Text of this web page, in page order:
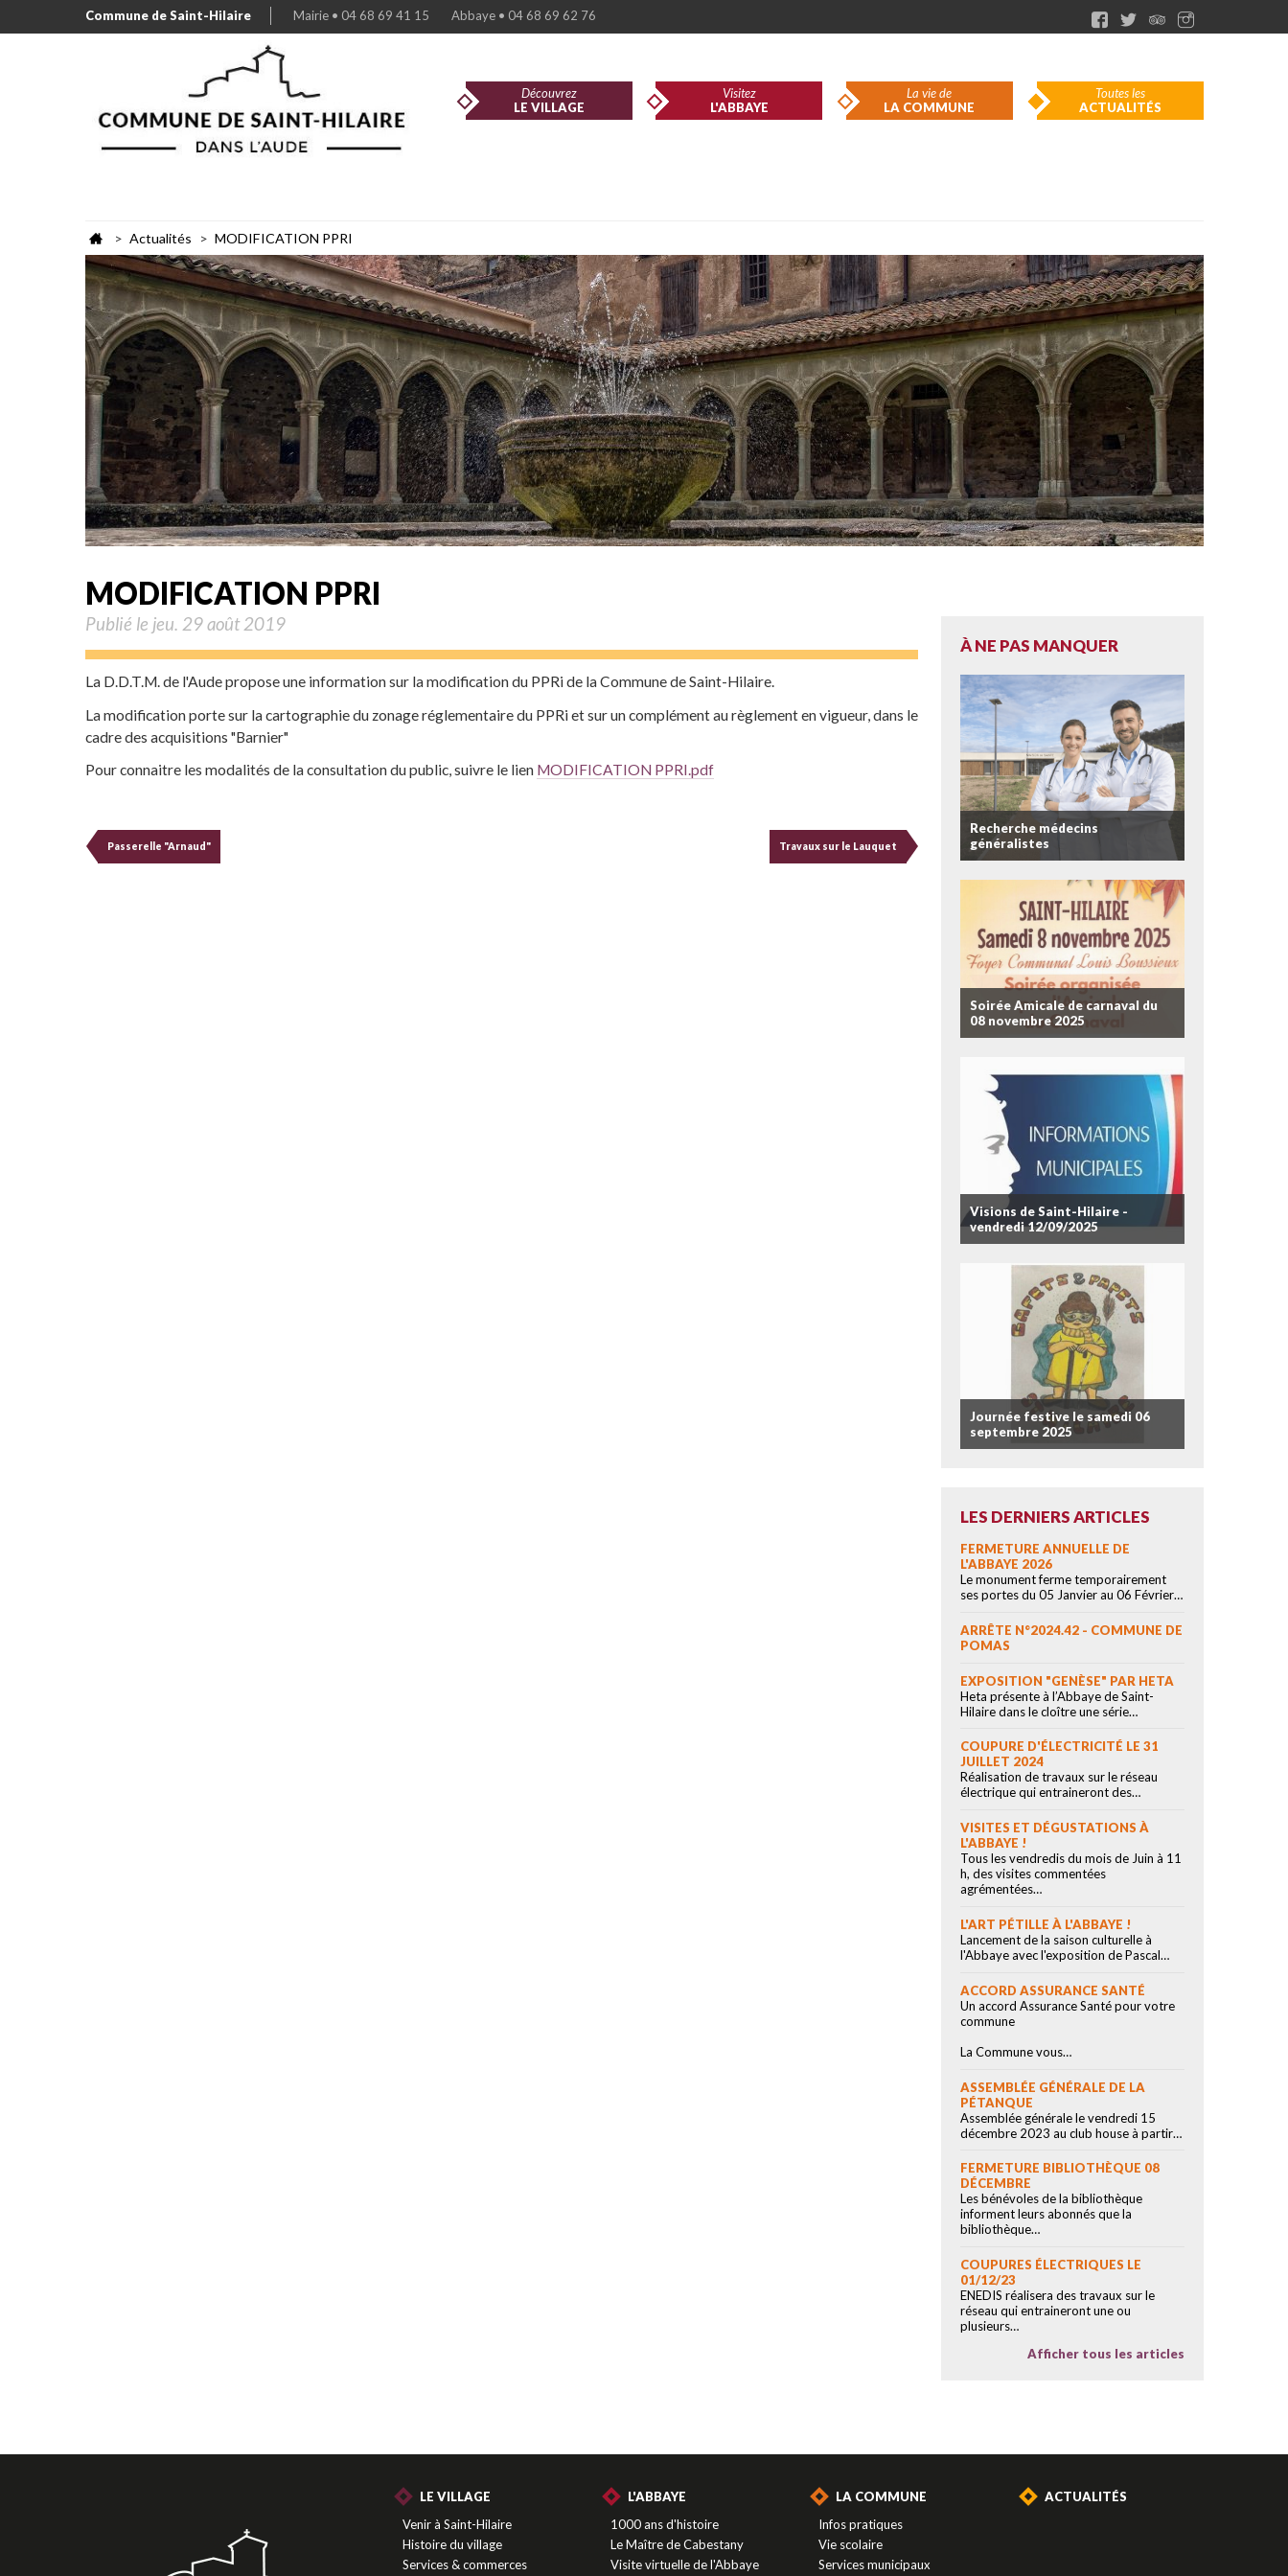
Commune de Saint-Hilaire Mairie • 04 68 69 41 15 Abbaye • 04 68 69 62 76
Découvrez
LE VILLAGE
Visitez
L'ABBAYE
La vie de
LA COMMUNE
Toutes les
ACTUALITÉS
> Actualités > MODIFICATION PPRI
À NE PAS MANQUER
Recherche médecins
généralistes
Soirée Amicale de carnaval du
08 novembre 2025
Visions de Saint-Hilaire -
vendredi 12/09/2025
Journée festive le samedi 06
septembre 2025
LES DERNIERS ARTICLES
FERMETURE ANNUELLE DE
L'ABBAYE 2026
Le monument ferme temporairement
ses portes du 05 Janvier au 06 Février…
ARRÊTE N°2024.42 - COMMUNE DE
POMAS
EXPOSITION "GENÈSE" PAR HETA
Heta présente à l’Abbaye de Saint-
Hilaire dans le cloître une série…
COUPURE D'ÉLECTRICITÉ LE 31
JUILLET 2024
Réalisation de travaux sur le réseau
électrique qui entraineront des…
VISITES ET DÉGUSTATIONS À
L'ABBAYE !
Tous les vendredis du mois de Juin à 11
h, des visites commentées
agrémentées…
L'ART PÉTILLE À L'ABBAYE !
Lancement de la saison culturelle à
l'Abbaye avec l'exposition de Pascal…
ACCORD ASSURANCE SANTÉ
Un accord Assurance Santé pour votre
commune
La Commune vous…
ASSEMBLÉE GÉNÉRALE DE LA
PÉTANQUE
Assemblée générale le vendredi 15
décembre 2023 au club house à partir…
FERMETURE BIBLIOTHÈQUE 08
DÉCEMBRE
Les bénévoles de la bibliothèque
informent leurs abonnés que la
bibliothèque…
COUPURES ÉLECTRIQUES LE
01/12/23
ENEDIS réalisera des travaux sur le
réseau qui entraineront une ou
plusieurs…
Afficher tous les articles
MODIFICATION PPRI
Publié le jeu. 29 août 2019
La D.D.T.M. de l'Aude propose une information sur la modification du PPRi de la Commune de Saint-Hilaire.
La modification porte sur la cartographie du zonage réglementaire du PPRi et sur un complément au règlement en vigueur, dans le
cadre des acquisitions "Barnier"
Pour connaitre les modalités de la consultation du public, suivre le lien MODIFICATION PPRI.pdf
Passerelle "Arnaud" Travaux sur le Lauquet
LE VILLAGE
Venir à Saint-Hilaire
Histoire du village
Services & commerces
L'ABBAYE
1000 ans d'histoire
Le Maître de Cabestany
Visite virtuelle de l'Abbaye
LA COMMUNE
Infos pratiques
Vie scolaire
Services municipaux
ACTUALITÉS